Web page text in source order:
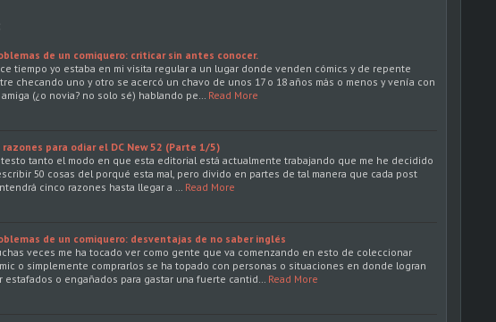
de un comiquero: criticar sin antes conocer.
tiempo yo estaba en mi visita regular a un lugar donde venden cómics y de repente
checando uno y otro se acercó un chavo de unos 17 o 18 años más o menos y venía con
(¿o novia? no solo sé) hablando pe…
Read More
razones para odiar el DC New 52 (Parte 1/5)
tanto el modo en que esta editorial está actualmente trabajando que me he decidido
50 cosas del porqué esta mal, pero divido en partes de tal manera que cada post
cinco razones hasta llegar a …
Read More
de un comiquero: desventajas de no saber inglés
veces me ha tocado ver como gente que va comenzando en esto de coleccionar
o simplemente comprarlos se ha topado con personas o situaciones en donde logran
estafados o engañados para gastar una fuerte cantid…
Read More